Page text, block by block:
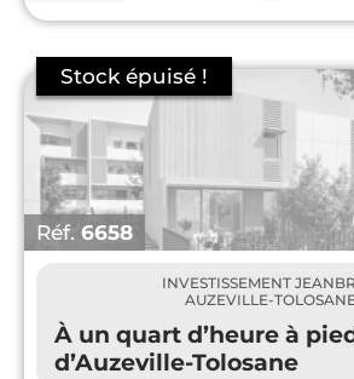
Réf. 6658
INVESTISSEMENT
AUZEVILLE-
À un quart d’heure à
d’Auzeville-Tolosane